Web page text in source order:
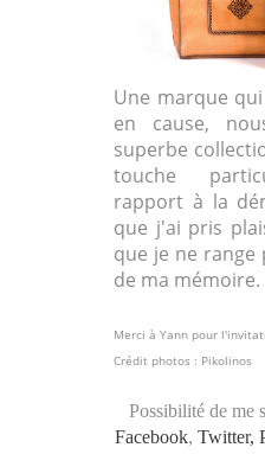
Une marque
en cause,
superbe
touche
rapport à la
que j'ai pris
que je ne range
de ma mémoire.
Merci à Yann pour
Crédit photos : Pikolinos
Possibilité de me
Facebook, Twitter,